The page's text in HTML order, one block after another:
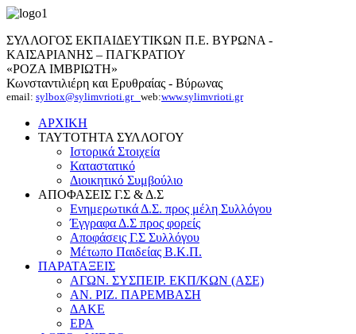
ΣΥΛΛΟΓΟΣ ΕΚΠΑΙΔΕΥΤΙΚΩΝ Π.Ε. ΒΥΡΩΝΑ -
ΚΑΙΣΑΡΙΑΝΗΣ – ΠΑΓΚΡΑΤΙΟΥ
«ΡΟΖΑ ΙΜΒΡΙΩΤΗ»
Κωνσταντιλιέρη και Ερυθραίας - Βύρωνας
email: sylbox@sylimvrioti.gr web:www.sylimvrioti.gr
ΑΡΧΙΚΗ
ΤΑΥΤΟΤΗΤΑ ΣΥΛΛΟΓΟΥ
Ιστορικά Στοιχεία
Καταστατικό
Διοικητικό Συμβούλιο
ΑΠΟΦΑΣΕΙΣ Γ.Σ & Δ.Σ
Ενημερωτικά Δ.Σ. προς μέλη Συλλόγου
Έγγραφα Δ.Σ προς φορείς
Αποφάσεις Γ.Σ Συλλόγου
Μέτωπο Παιδείας Β.Κ.Π.
ΠΑΡΑΤΑΞΕΙΣ
ΑΓΩΝ. ΣΥΣΠΕΙΡ. ΕΚΠ/ΚΩΝ (ΑΣΕ)
ΑΝ. ΡΙΖ. ΠΑΡΕΜΒΑΣΗ
ΔΑΚΕ
ΕΡΑ